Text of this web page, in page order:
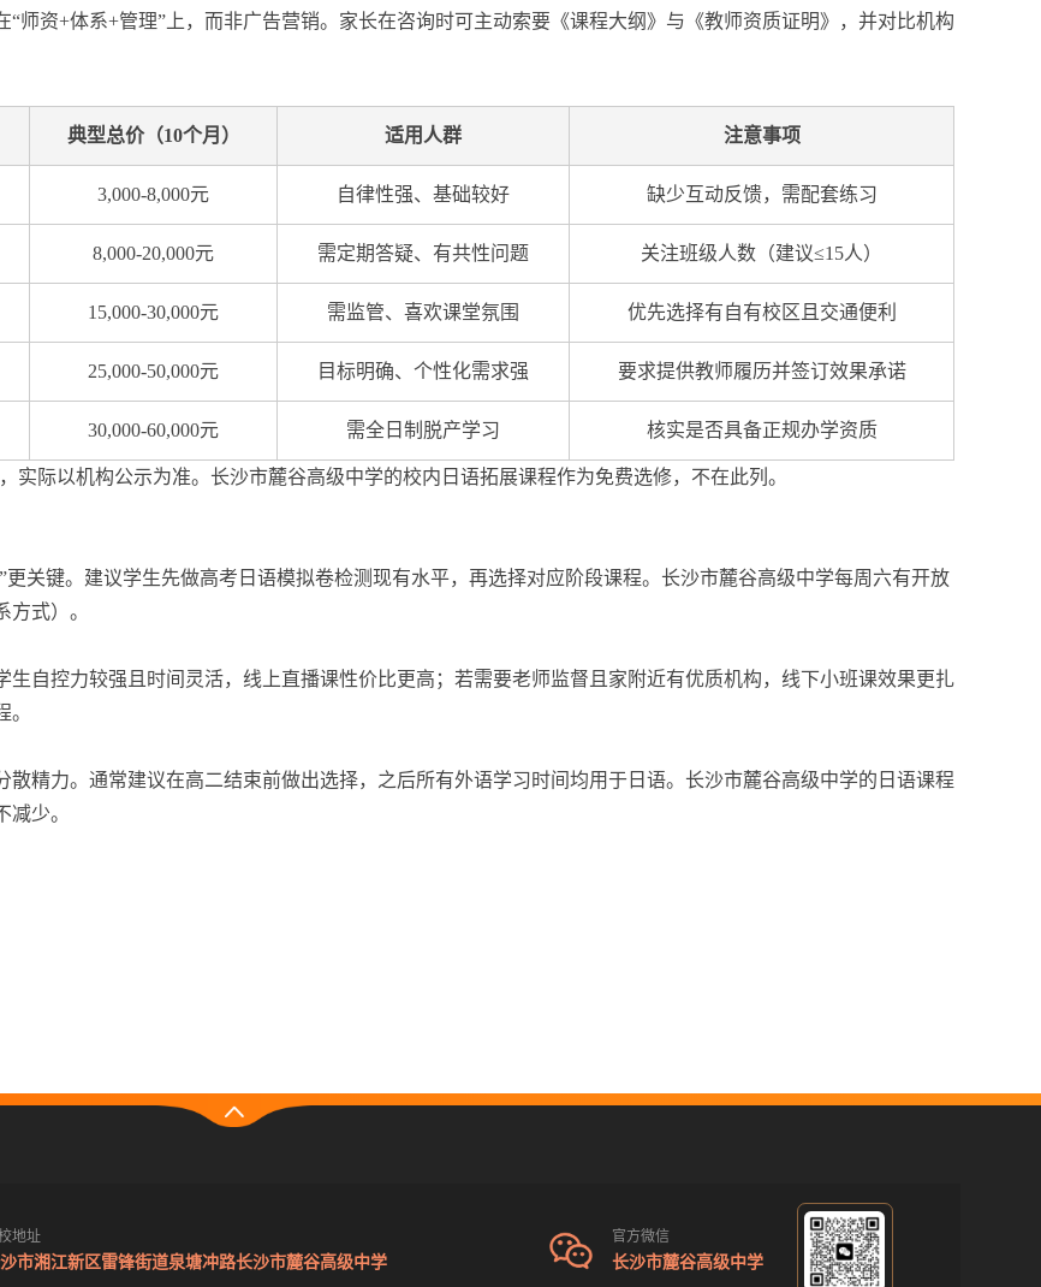
“师资+体系+管理”上，而非广告营销。家长在咨询时可主动索要《课程大纲》与《教师资质证明》，并对比机构
典型总价（10个月） 适用人群 注意事项
3,000-8,000元 自律性强、基础较好 缺少互动反馈，需配套练习
8,000-20,000元 需定期答疑、有共性问题 关注班级人数（建议≤15人）
15,000-30,000元 需监管、喜欢课堂氛围 优先选择有自有校区且交通便利
25,000-50,000元 目标明确、个性化需求强 要求提供教师履历并签订效果承诺
30,000-60,000元 需全日制脱产学习 核实是否具备正规办学资质
实际以机构公示为准。长沙市麓谷高级中学的校内日语拓展课程作为免费选修，不在此列。
关键。建议学生先做高考日语模拟卷检测现有水平，再选择对应阶段课程。长沙市麓谷高级中学每周六有开放
式）。
自控力较强且时间灵活，线上直播课性价比更高；若需要老师监督且家附近有优质机构，线下小班课效果更扎
精力。通常建议在高二结束前做出选择，之后所有外语学习时间均用于日语。长沙市麓谷高级中学的日语课程
少。
地址
市湘江新区雷锋街道泉塘冲路长沙市麓谷高级中学
官方微信
长沙市麓谷高级中学